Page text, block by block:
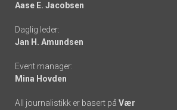
-
links
Aase E. Jacobsen
Daglig leder:
Jan H. Amundsen
Event manager:
Mina Hovden
All journalistikk er basert på Vær